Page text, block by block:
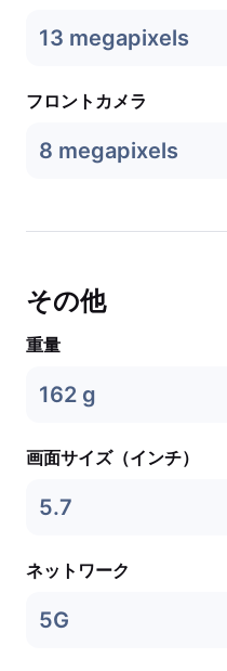
13 megapixels
フロントカメラ
8 megapixels
その他
重量
162 g
画面サイズ（インチ）
5.7
ネットワーク
5G